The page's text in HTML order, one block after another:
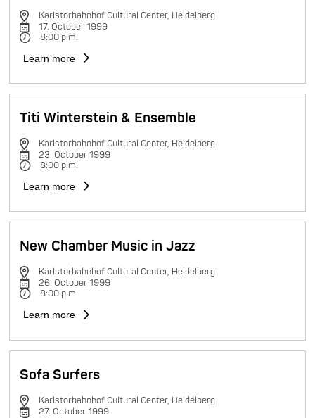
Karlstorbahnhof Cultural Center, Heidelberg
17. October 1999
8:00 p.m.
Learn more
Titi Winterstein & Ensemble
Karlstorbahnhof Cultural Center, Heidelberg
23. October 1999
8:00 p.m.
Learn more
New Chamber Music in Jazz
Karlstorbahnhof Cultural Center, Heidelberg
26. October 1999
8:00 p.m.
Learn more
Sofa Surfers
Karlstorbahnhof Cultural Center, Heidelberg
27. October 1999